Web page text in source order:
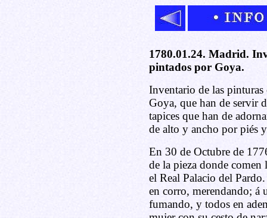
1780.01.24. Madrid.
pintados por Goya.
Inventario de las
Goya, que han de servir
tapices que han de
de alto y ancho por piés
En 30 de Octubre de
de la pieza donde comen
el Real Palacio del
en corro, merendando; á
fumando, y todos en